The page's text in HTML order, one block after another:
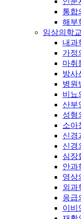
통합
해부
임상의학
내과
가정
마취
방사
병원
비뇨
산부
성형
소아
신경
신경
심장
안과
영상
외과
응급
이비